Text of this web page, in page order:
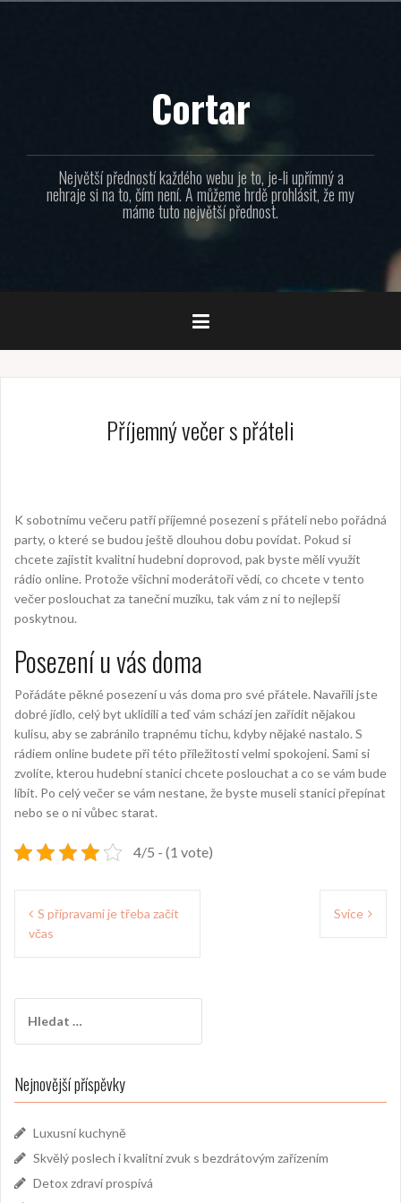
Cortar
Největší předností každého webu je to, je-li upřímný a
nehraje si na to, čím není. A můžeme hrdě prohlásit, že my
máme tuto největší přednost.
Příjemný večer s přáteli
K sobotnímu večeru patří příjemné posezení s přáteli nebo pořádná
party, o které se budou ještě dlouhou dobu povídat. Pokud si
chcete zajistit kvalitní hudební doprovod, pak byste měli využít
rádio online. Protože všichni moderátoři vědí, co chcete v tento
večer poslouchat za taneční muziku, tak vám z ní to nejlepší
poskytnou.
Posezení u vás doma
Pořádáte pěkné posezení u vás doma pro své přátele. Navařili jste
dobré jídlo, celý byt uklidili a teď vám schází jen zařídit nějakou
kulisu, aby se zabránilo trapnému tichu, kdyby nějaké nastalo. S
rádiem onlinebudete při této příležitosti velmi spokojeni. Sami si
zvolíte, kterou hudební stanici chcete poslouchat a co se vám bude
líbit. Po celý večer se vám nestane, že byste museli stanici přepínat
nebo se o ni vůbec starat.
4/5 - (1 vote)
Navigace
proS přípravami je třeba začít
včas
Svíce
Nejnovější příspěvky
Luxusní kuchyně
Skvělý poslech i kvalitní zvuk s bezdrátovým zařízením
Detox zdraví prospívá